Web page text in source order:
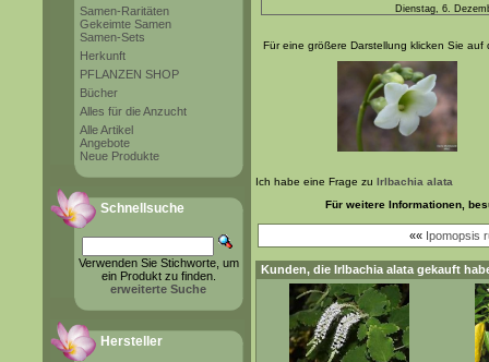
Samen-Raritäten
Gekeimte Samen
Samen-Sets
Herkunft
PFLANZEN SHOP
Bücher
Alles für die Anzucht
Alle Artikel
Angebote
Neue Produkte
Schnellsuche
Verwenden Sie Stichworte, um
ein Produkt zu finden.
erweiterte Suche
Hersteller
Dienstag, 6.
Für eine größere Darstellung klicken Sie auf
Ich habe eine Frage zu Irlbachia alata
Für weitere Informationen,
«« Ipomopsis
Kunden, die Irlbachia alata gekauft